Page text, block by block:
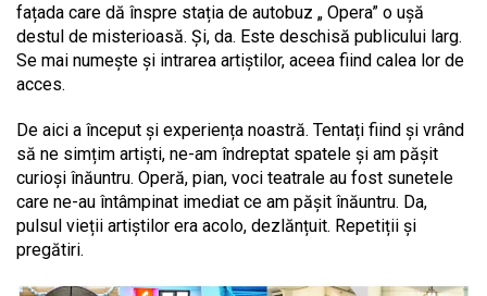
fațada care dă înspre stația de autobuz „ Opera” o ușă
destul de misterioasă. Și, da. Este deschisă publicului larg.
Se mai numește și intrarea artiștilor, aceea fiind calea lor de
acces.
De aici a început și experiența noastră. Tentați fiind și vrând
să ne simțim artiști, ne-am îndreptat spatele și am pășit
curioși înăuntru. Operă, pian, voci teatrale au fost sunetele
care ne-au întâmpinat imediat ce am pășit înăuntru. Da,
pulsul vieții artiștilor era acolo, dezlănțuit. Repetiții și
pregătiri.